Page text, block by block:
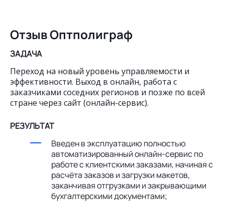
Отзыв Оптполиграф
ЗАДАЧА
Переход на новый уровень управляемости и
эффективности. Выход в онлайн, работа с
заказчиками соседних регионов и позже по всей
стране через сайт (онлайн-сервис).
РЕЗУЛЬТАТ
Введен в эксплуатацию полностью
автоматизированный онлайн-сервис по
работе с клиентскими заказами, начиная с
расчёта заказов и загрузки макетов,
заканчивая отгрузками и закрывающими
бухгалтерскими документами;